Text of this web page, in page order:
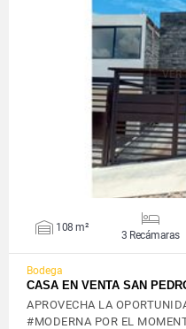
VER
108 m²
3 Recámaras
Bodega
CASA EN VENTA SAN
APROVECHA LA
#MODERNA POR EL